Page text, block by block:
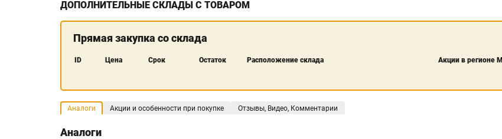
ДОПОЛНИТЕЛЬНЫЕ СКЛАДЫ С ТОВАРОМ
Прямая закупка со склада
ID Цена Срок Остаток Расположение склада Акции в регионе
Аналоги Акции и особенности при покупке Отзывы, Видео, Комментарии
Аналоги